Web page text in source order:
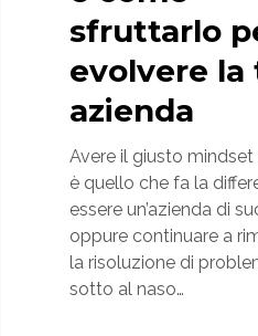
sfruttarlo
evolvere la
azienda
Avere il giusto mindset
è quello che fa la
essere un’azienda di
oppure continuare a
la risoluzione di
sotto al naso…